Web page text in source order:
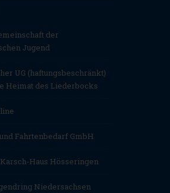
der
Jugend
UG (haftungsbeschränkt)
Heimat des Liederbocks
Fahrtenbedarf GmbH
Haus Hösseringen
Niedersachsen